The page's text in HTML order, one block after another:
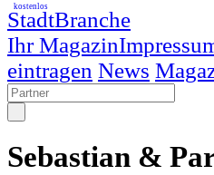
StadtBranche
Ihr Magazin
kostenlos
eintragen News
Sebastian &